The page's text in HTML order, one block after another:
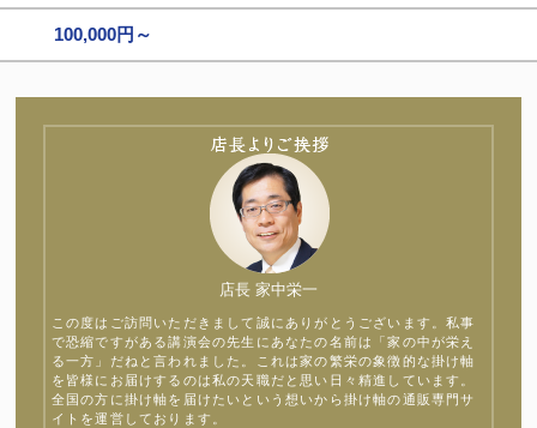
100,000円～
店長 家中栄一
この度はご訪問いただきまして誠にありがとうございます。私事
で恐縮ですがある講演会の先生にあなたの名前は「家の中が栄え
る一方」だねと言われました。これは家の繁栄の象徴的な掛け軸
を皆様にお届けするのは私の天職だと思い日々精進しています。
全国の方に掛け軸を届けたいという想いから掛け軸の通販専門サ
イトを運営しております。